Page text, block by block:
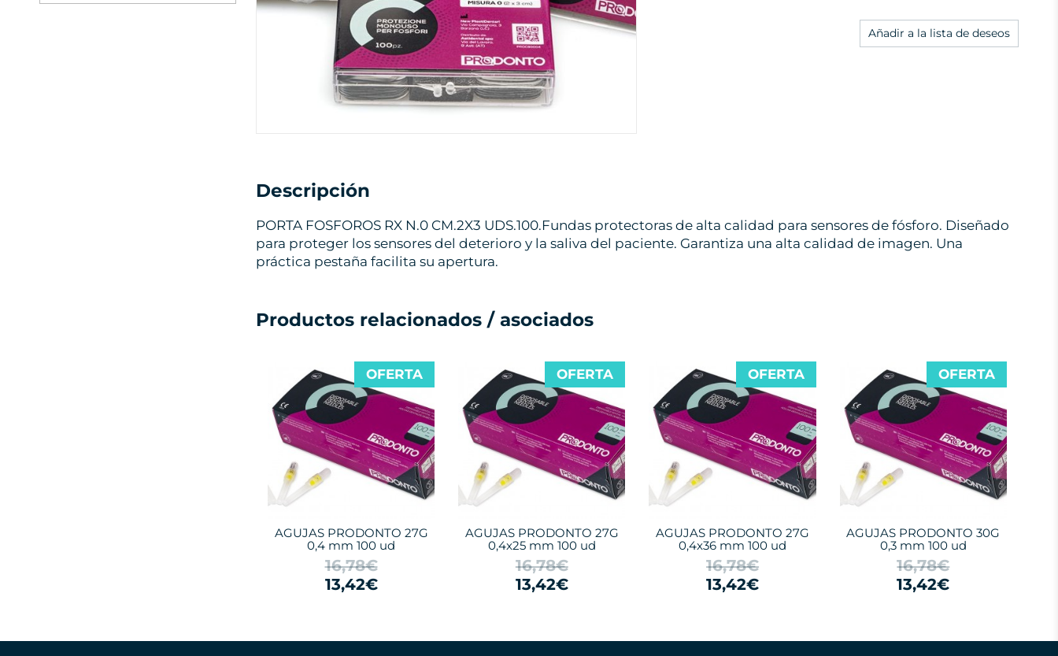
Añadir a la lista de deseos
Descripción
PORTA FOSFOROS RX N.0 CM.2X3 UDS.100.Fundas protectoras de alta calidad para sensores de fósforo. Diseñado
para proteger los sensores del deterioro y la saliva del paciente. Garantiza una alta calidad de imagen. Una
práctica pestaña facilita su apertura.
Productos relacionados / asociados
AGUJAS PRODONTO 27G
0,4 mm 100 ud
16,78€
13,42€
OFERTA
AGUJAS PRODONTO 27G
0,4x25 mm 100 ud
16,78€
13,42€
OFERTA
AGUJAS PRODONTO 27G
0,4x36 mm 100 ud
16,78€
13,42€
OFERTA
AGUJAS PRODONTO 30G
0,3 mm 100 ud
16,78€
13,42€
OFERTA